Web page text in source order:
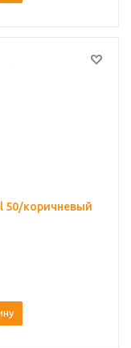
50/коричневый